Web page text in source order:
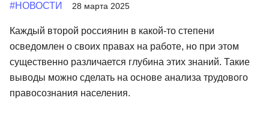
#НОВОСТИ 28 марта 2025
Каждый второй россиянин в какой-то степени
осведомлен о своих правах на работе, но при этом
существенно различается глубина этих знаний. Такие
выводы можно сделать на основе анализа трудового
правосознания населения.
Разработка
Маркетинг
Аналитика